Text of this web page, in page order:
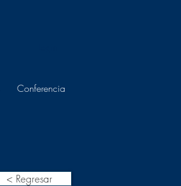
Conferencia
< Regresar